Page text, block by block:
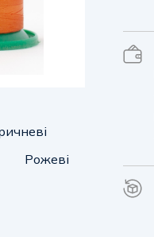
Рожеві